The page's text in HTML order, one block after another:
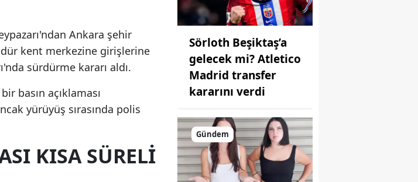
Ankara şehir
kent merkezine girişlerine
sürdürme kararı aldı.
basın açıklaması
yürüyüş sırasında polis
KISA SÜRELI
Sörloth Beşiktaş’a
gelecek mi? Atletico
Madrid transfer
kararını verdi
Gündem